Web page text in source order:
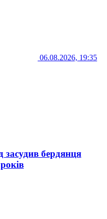
06.08.2026, 19:35
засудив бердянця